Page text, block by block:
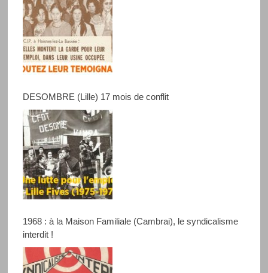
DESOMBRE (Lille) 17 mois de conflit
1968 : à la Maison Familiale (Cambrai), le syndicalisme
interdit !